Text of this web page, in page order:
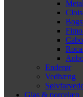
Enderør
Vedhæng
Glas & porcelæn